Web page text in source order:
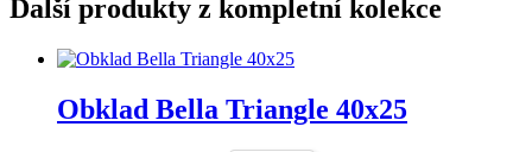
Další produkty z kompletní kolekce
Obklad Bella Triangle 40x25